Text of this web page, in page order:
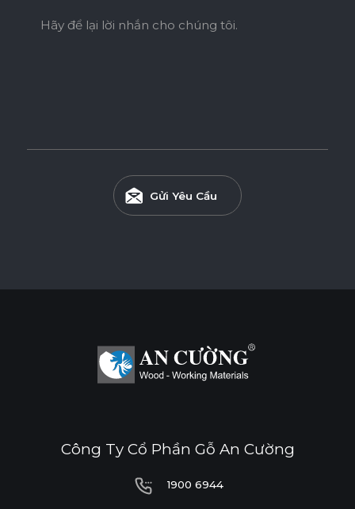
Hãy để lại lời nhắn cho chúng tôi.
Gửi Yêu Cầu
Công Ty Cổ Phần Gỗ An Cường
1900 6944